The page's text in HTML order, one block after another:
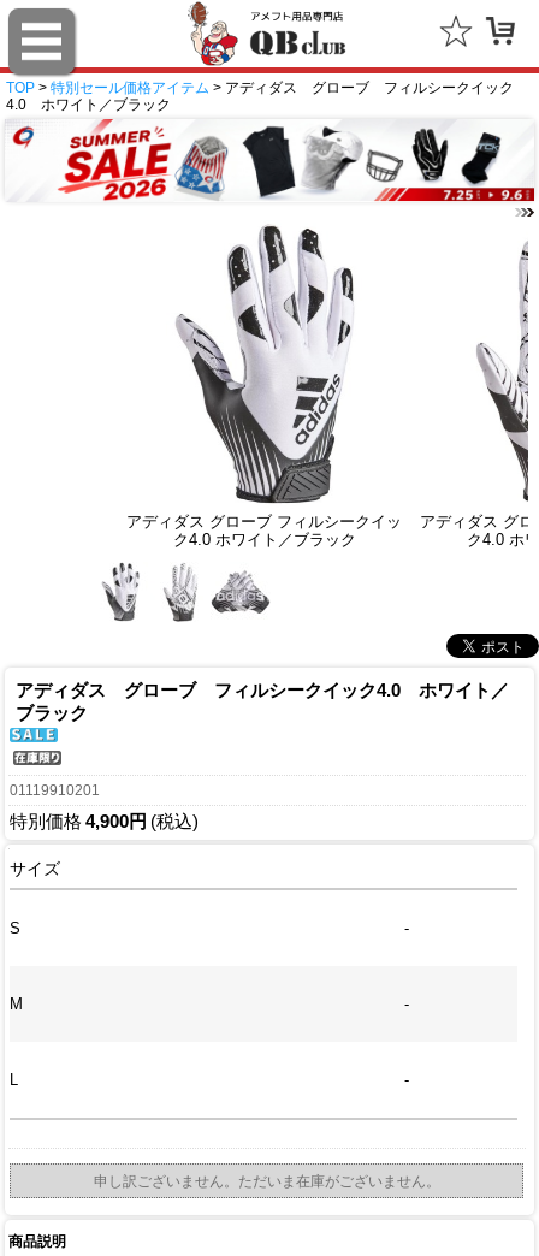
TOP > 特別セール価格アイテム > アディダス グローブ フィルシークイック
4.0 ホワイト／ブラック
アディダス グローブ フィルシークイッ
ク4.0 ホワイト／ブラック
アディダス グ
ク4.0 ホ
アディダス グローブ フィルシークイック4.0 ホワイト／
ブラック
01119910201
特別価格 4,900円 (税込)
サイズ
S -
M -
L -
申し訳ございません。ただいま在庫がございません。
商品説明